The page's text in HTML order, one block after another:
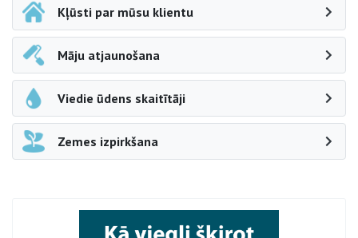
Kļūsti par mūsu klientu
Māju atjaunošana
Viedie ūdens skaitītāji
Zemes izpirkšana